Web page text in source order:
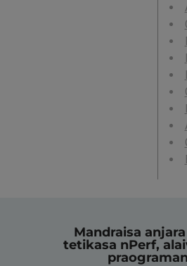
Mandraisa
tetikasa nPerf,